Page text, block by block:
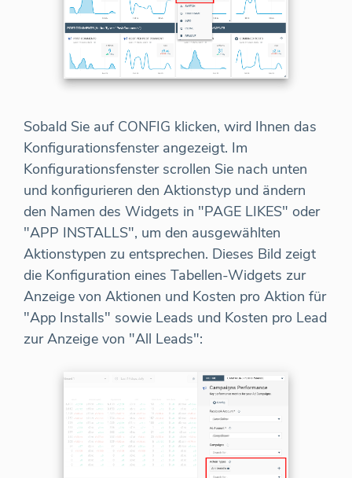
Sobald Sie auf CONFIG klicken, wird Ihnen das
Konfigurationsfenster angezeigt. Im
Konfigurationsfenster scrollen Sie nach unten
und konfigurieren den Aktionstyp und ändern
den Namen des Widgets in "PAGE LIKES" oder
"APP INSTALLS", um den ausgewählten
Aktionstypen zu entsprechen. Dieses Bild zeigt
die Konfiguration eines Tabellen-Widgets zur
Anzeige von Aktionen und Kosten pro Aktion für
"App Installs" sowie Leads und Kosten pro Lead
zur Anzeige von "All Leads":